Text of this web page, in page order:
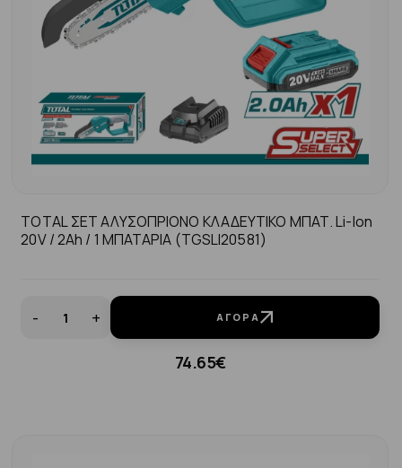
TOTAL ΣΕΤ ΑΛΥΣΟΠΡΙΟΝΟ ΚΛΑΔΕΥΤΙΚΟ ΜΠΑΤ. Li-Ion
20V / 2Ah / 1 ΜΠΑΤΑΡΙA (TGSLI20581)
- + ΑΓΟΡΆ
74.65€